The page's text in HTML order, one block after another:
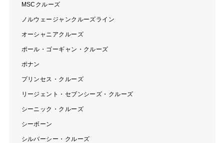
MSCクルーズ
ノルウェージャンクルーズライン
オーシャニアクルーズ
ポール・ゴーギャン・クルーズ
ポナン
プリンセス・クルーズ
リージェント・セブンシーズ・クルーズ
シーニック・クルーズ
シーボーン
シルバーシー・クルーズ